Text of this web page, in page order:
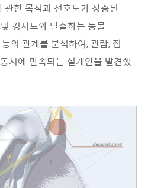
한 목적과 선호도가 상충된
경사도와 탈출하는 동물
의 관계를 분석하여, 관람, 접
시에 만족되는 설계안을 발견했